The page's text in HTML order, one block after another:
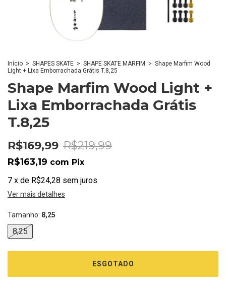
Início > SHAPES SKATE > SHAPE SKATE MARFIM > Shape Marfim Wood
Light + Lixa Emborrachada Grátis T.8,25
Shape Marfim Wood Light +
Lixa Emborrachada Grátis
T.8,25
R$169,99 R$219,99
R$163,19 com Pix
7 x de R$24,28 sem juros
Ver mais detalhes
Tamanho: 8,25
8,25